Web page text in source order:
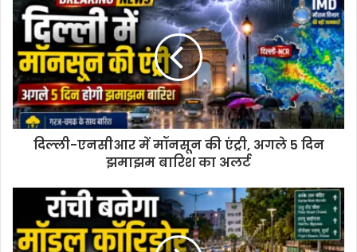
दिल्ली-एनसीआर में मॉनसून की एंट्री, अगले 5 दिन
झमाझम बारिश का अलर्ट